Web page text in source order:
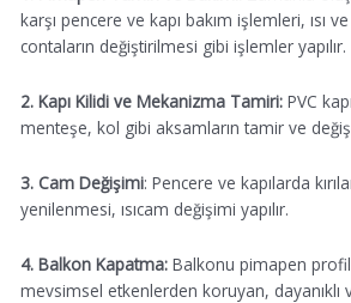
karşı pencere ve kapı bakım işlemleri, ısı
contaların değiştirilmesi gibi işlemler yapılır.
2. Kapı Kilidi ve Mekanizma Tamiri: PVC
menteşe, kol gibi aksamların tamir ve
3. Cam Değişimi: Pencere ve kapılarda
yenilenmesi, ısıcam değişimi yapılır.
4. Balkon Kapatma: Balkonu pimapen
mevsimsel etkenlerden koruyan, dayanıklı